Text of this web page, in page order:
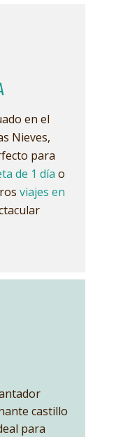
en el
Nieves,
para
de 1 día o
viajes en
castillo
para